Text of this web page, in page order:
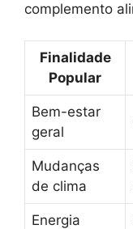
complemento
Finalidade
Popular
Bem-estar
geral
Mudanças
de clima
Energia